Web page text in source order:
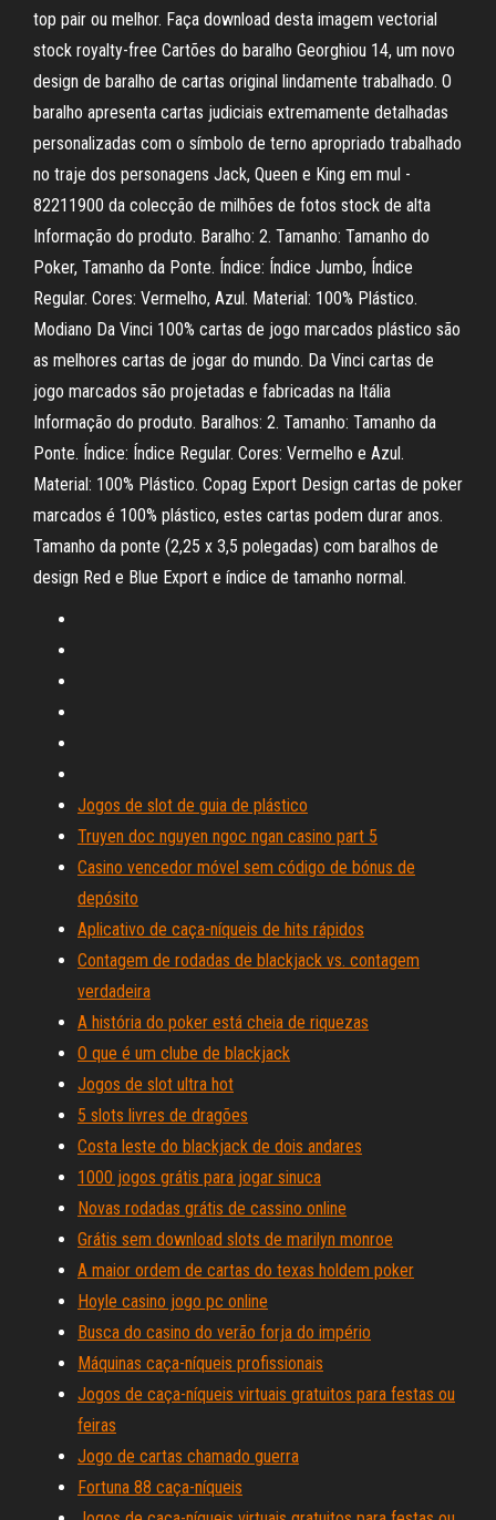
top pair ou melhor. Faça download desta imagem vectorial
stock royalty-free Cartões do baralho Georghiou 14, um novo
design de baralho de cartas original lindamente trabalhado. O
baralho apresenta cartas judiciais extremamente detalhadas
personalizadas com o símbolo de terno apropriado trabalhado
no traje dos personagens Jack, Queen e King em mul -
82211900 da colecção de milhões de fotos stock de alta
Informação do produto. Baralho: 2. Tamanho: Tamanho do
Poker, Tamanho da Ponte. Índice: Índice Jumbo, Índice
Regular. Cores: Vermelho, Azul. Material: 100% Plástico.
Modiano Da Vinci 100% cartas de jogo marcados plástico são
as melhores cartas de jogar do mundo. Da Vinci cartas de
jogo marcados são projetadas e fabricadas na Itália
Informação do produto. Baralhos: 2. Tamanho: Tamanho da
Ponte. Índice: Índice Regular. Cores: Vermelho e Azul.
Material: 100% Plástico. Copag Export Design cartas de poker
marcados é 100% plástico, estes cartas podem durar anos.
Tamanho da ponte (2,25 x 3,5 polegadas) com baralhos de
design Red e Blue Export e índice de tamanho normal.
Jogos de slot de guia de plástico
Truyen doc nguyen ngoc ngan casino part 5
Casino vencedor móvel sem código de bónus de
depósito
Aplicativo de caça-níqueis de hits rápidos
Contagem de rodadas de blackjack vs. contagem
verdadeira
A história do poker está cheia de riquezas
O que é um clube de blackjack
Jogos de slot ultra hot
5 slots livres de dragões
Costa leste do blackjack de dois andares
1000 jogos grátis para jogar sinuca
Novas rodadas grátis de cassino online
Grátis sem download slots de marilyn monroe
A maior ordem de cartas do texas holdem poker
Hoyle casino jogo pc online
Busca do casino do verão forja do império
Máquinas caça-níqueis profissionais
Jogos de caça-níqueis virtuais gratuitos para festas ou
feiras
Jogo de cartas chamado guerra
Fortuna 88 caça-níqueis